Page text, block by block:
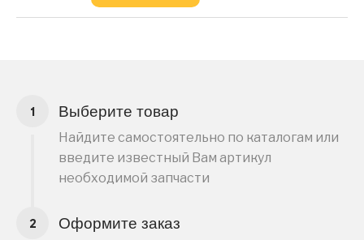
Выберите товар
Найдите самостоятельно по каталогам или
введите известный Вам артикул
необходимой запчасти
Оформите заказ